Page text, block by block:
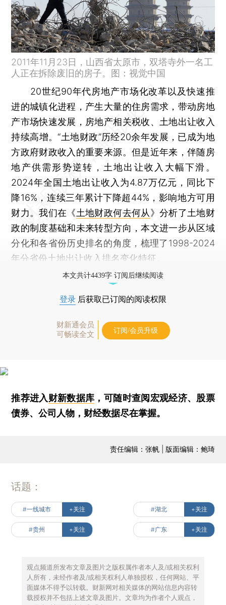
2011年11月23日，山西省太原市，双塔寺外一名工
人正在拆除废旧的房子。图：视觉中国
20世纪90年代房地产市场化改革以及快速推
进的城镇化进程，产生大量的住房需求，带动房地
产市场快速发展，房地产相关税收、土地出让收入
持续高增。“土地财政”历经20余年发展，已成为地
方政府财政收入的重要来源。但是近年来，伴随房
地产供需形势逆转，土地出让收入大幅下滑。
2024年全国土地出让收入为4.87万亿元，同比下
降16%，连续三年累计下降超44%，影响地方可用
财力。我们在《土地财政何去何从》分析了土地财
政的制度基础和未来转型方向，本文进一步从区域
分化和各省份历史排名的角度，梳理了1998-2024
年分省份土地出让收入排名变化特征。
本文共计4439字 订阅后继续阅读
登录 后获取已订阅的阅读权限
财新通会员
可畅读全文
订阅/会员升级
推荐进入财新数据库 ，可随时查阅宏观经济、股票
债券、公司人物，财经数据尽在掌握。
责任编辑：张帆 | 版面编辑：鲍琦
话题：
#一线城市 +关注 #湖北 +关注
#贵州 +关注 #广东 +关注
观点频道所发布文章及图片之版权属作者本人及/或相关权利
人所有，未经作者及/或相关权利人单独授权，任何网站、平
面媒体不得予以转载。财新网对相关媒体的网站信息内容转
载授权并不包括上述文章及图片。文章均为作者个人观点，